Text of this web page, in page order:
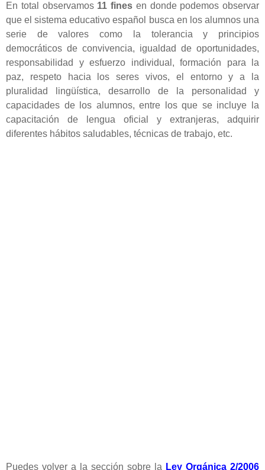
En total observamos 11 fines en donde podemos observar
que el sistema educativo español busca en los alumnos una
serie de valores como la tolerancia y principios
democráticos de convivencia, igualdad de oportunidades,
responsabilidad y esfuerzo individual, formación para la
paz, respeto hacia los seres vivos, el entorno y a la
pluralidad lingüística, desarrollo de la personalidad y
capacidades de los alumnos, entre los que se incluye la
capacitación de lengua oficial y extranjeras, adquirir
diferentes hábitos saludables, técnicas de trabajo, etc.
Puedes volver a la sección sobre la Ley Orgánica 2/2006